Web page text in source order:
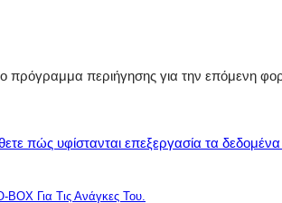
πρόγραμμα περιήγησης για την επόμενη
πώς υφίστανται επεξεργασία τα
Για Τις Ανάγκες Του.